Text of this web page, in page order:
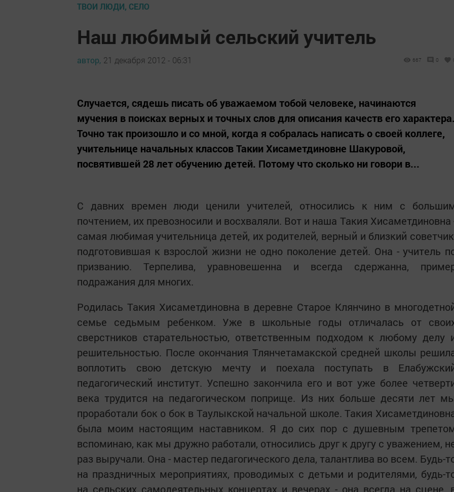
ТВОИ ЛЮДИ, СЕЛО
Наш любимый сельский учитель
автор, 21 декабря 2012 - 06:31 667 0
Случается, сядешь писать об уважаемом тобой человеке, начинаются
мучения в поисках верных и точных слов для описания качеств его характера.
Точно так произошло и со мной, когда я собралась написать о своей коллеге,
учительнице начальных классов Такии Хисаметдиновне Шакуровой,
посвятившей 28 лет обучению детей. Потому что сколько ни говори в...
С давних времен люди ценили учителей, относились к ним с
почтением, их превозносили и восхваляли. Вот и наша Такия Хисаметдиновна
самая любимая учительница детей, их родителей, верный и близкий
подготовившая к взрослой жизни не одно поколение детей. Она - учитель
призванию. Терпелива, уравновешенна и всегда сдержанна,
подражания для многих.
Родилась Такия Хисаметдиновна в деревне Старое Клянчино в
семье седьмым ребенком. Уже в школьные годы отличалась от
сверстников старательностью, ответственным подходом к любому делу
решительностью. После окончания Тлянчетамакской средней школы
воплотить свою детскую мечту и поехала поступать в
педагогический институт. Успешно закончила его и вот уже более
века трудится на педагогическом поприще. Из них больше десяти лет
проработали бок о бок в Таулыкской начальной школе. Такия
была моим настоящим наставником. Я до сих пор с душевным
вспоминаю, как мы дружно работали, относились друг к другу с уважением,
раз выручали. Она - мастер педагогического дела, талантлива во всем. Будь-
на праздничных мероприятиях, проводимых с детьми и родителями, будь-
на сельских самодеятельных концертах и вечерах - она всегда на сцене,